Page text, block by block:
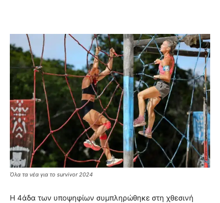
Όλα τα νέα για το survivor 2024
Η 4άδα των υποψηφίων συμπληρώθηκε στη χθεσινή